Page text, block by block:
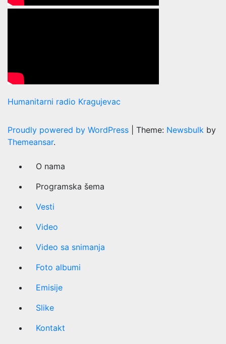
Humanitarni radio Kragujevac
Proudly powered by WordPress Theme: Newsbulk by
Themeansar.
O nama
Programska šema
Vesti
Video
Video sa snimanja
Foto albumi
Emisije
Slike
Kontakt